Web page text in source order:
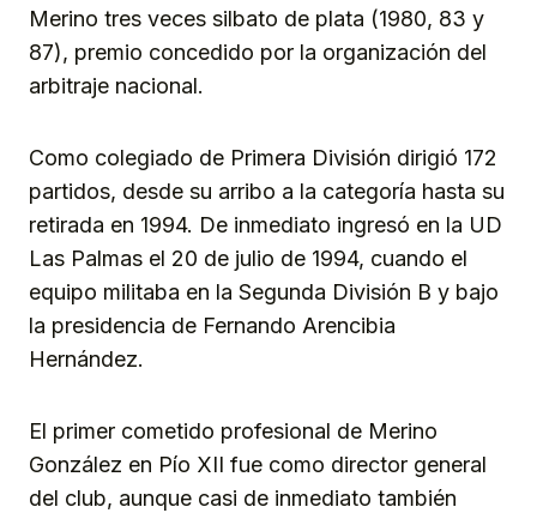
Merino tres veces silbato de plata (1980, 83 y
87), premio concedido por la organización del
arbitraje nacional.
Como colegiado de Primera División dirigió 172
partidos, desde su arribo a la categoría hasta su
retirada en 1994. De inmediato ingresó en la UD
Las Palmas el 20 de julio de 1994, cuando el
equipo militaba en la Segunda División B y bajo
la presidencia de Fernando Arencibia
Hernández.
El primer cometido profesional de Merino
González en Pío XII fue como director general
del club, aunque casi de inmediato también